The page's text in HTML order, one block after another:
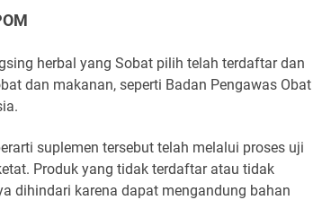
herbal yang Sobat pilih telah terdaftar dan
dan makanan, seperti Badan Pengawas Obat
suplemen tersebut telah melalui proses uji
Produk yang tidak terdaftar atau tidak
dihindari karena dapat mengandung bahan